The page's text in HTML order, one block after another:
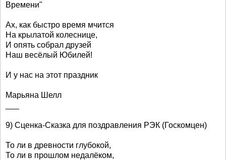
Времени"
Ах, как быстро время мчится
На крылатой колеснице,
И опять собрал друзей
Наш весёлый Юбилей!
И у нас на этот праздник
Марьяна Шелл
9) Сценка-Сказка для поздравления РЭК (Госкомцен)
То ли в древности глубокой,
То ли в прошлом недалёком,